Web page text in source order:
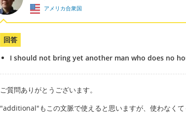
アメリカ合衆国
回答
I should not bring yet another man who does no
ご質問ありがとうございます。
"additional"もこの文脈で使えると思いますが、使わなくて